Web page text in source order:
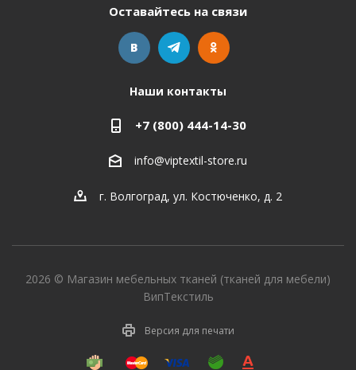
Оставайтесь на связи
Наши контакты
+7 (800) 444-14-30
info@viptextil-store.ru
г. Волгоград, ул. Костюченко, д. 2
2026 © Магазин мебельных тканей (тканей для мебели)
ВипТекстиль
Версия для печати